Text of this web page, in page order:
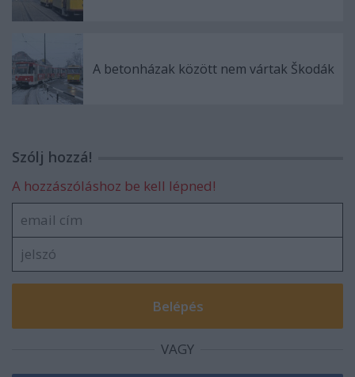
A betonházak között nem vártak Škodák
Szólj hozzá!
A hozzászóláshoz be kell lépned!
VAGY